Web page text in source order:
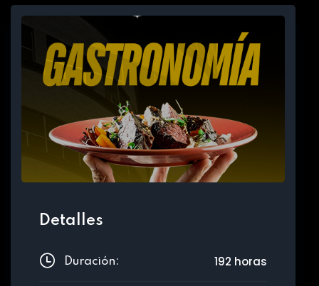
Detalles
Duración: 192 horas